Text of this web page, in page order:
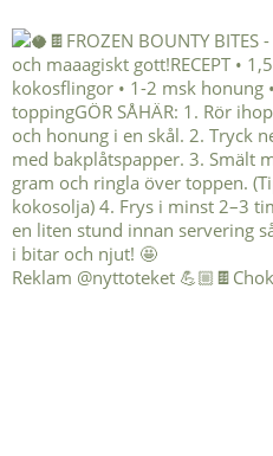
Reklam @nyttoteket